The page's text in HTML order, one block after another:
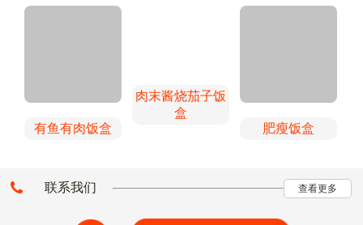
有鱼有肉饭盒
肉末酱烧茄子饭
盒
肥瘦饭盒
联系我们 查看更多